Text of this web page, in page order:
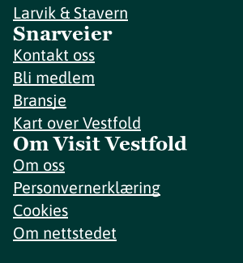
Larvik & Stavern
Snarveier
Kontakt oss
Bli medlem
Bransje
Kart over Vestfold
Om Visit Vestfold
Om oss
Personvernerklæring
Cookies
Om nettstedet